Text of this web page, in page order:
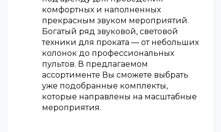
комфортных и наполненных
прекрасным звуком мероприятий.
Богатый ряд звуковой, световой
техники для проката — от небольших
колонок до профессиональных
пультов. В предлагаемом
ассортименте Вы сможете выбрать
уже подобранные комплекты,
которые направлены на масштабные
мероприятия.